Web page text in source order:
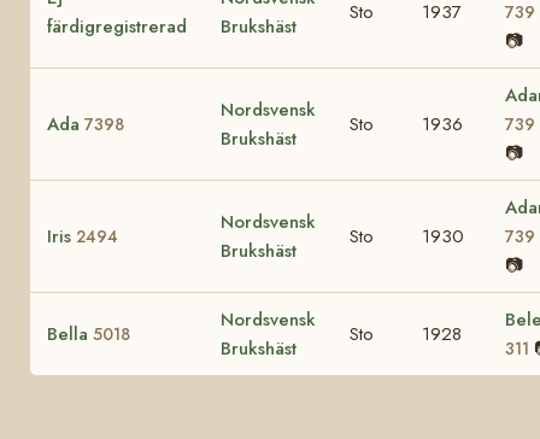
färdigregistrerad
Brukshäst
Sto 1937 739
📷
Ada 7398
Nordsvensk
Brukshäst
Sto 1936 739
📷
Iris 2494
Nordsvensk
Brukshäst
Sto 1930 739
📷
Bella 5018
Nordsvensk
Brukshäst
Sto 1928
311